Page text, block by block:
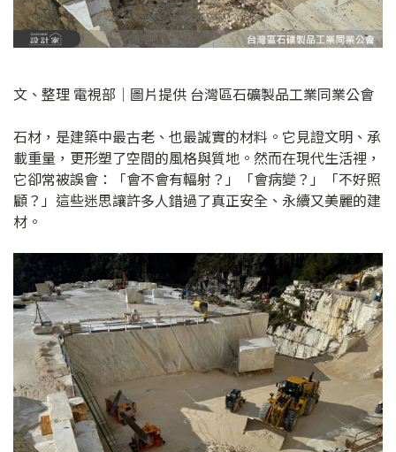
文、整理 電視部│圖片提供 台灣區石礦製品工業同業公會
石材，是建築中最古老、也最誠實的材料。它見證文明、承
載重量，更形塑了空間的風格與質地。然而在現代生活裡，
它卻常被誤會：「會不會有輻射？」「會病變？」「不好照
顧？」這些迷思讓許多人錯過了真正安全、永續又美麗的建
材。